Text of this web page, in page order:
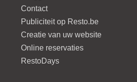
Contact
Publiciteit op Resto.be
Creatie van uw website
Online reservaties
RestoDays